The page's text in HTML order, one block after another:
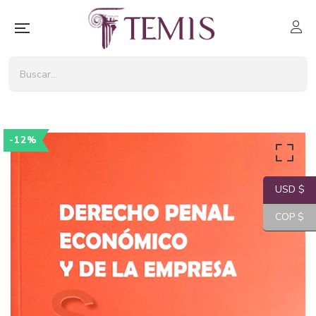
-12%
USD $
COP $